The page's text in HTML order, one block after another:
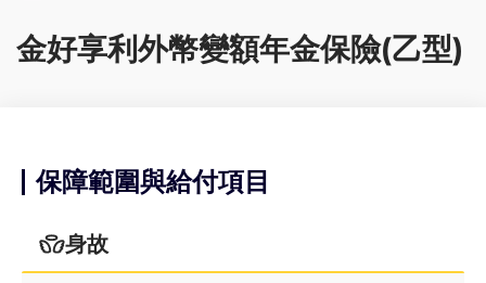
金好享利外幣變額年金保險(乙型)
保障範圍與給付項目
身故